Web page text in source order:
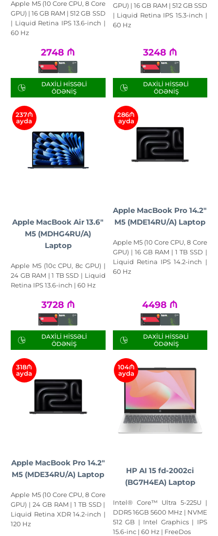
Apple M5 (10 Core CPU, 8 Core
GPU) | 16 GB RAM | 512 GB SSD
| Liquid Retina IPS 13.6-inch |
60 Hz
2748 ₼
DAXILI HISSƏLI
ÖDƏNIŞ
GPU) | 16 GB RAM | 512 GB SSD
| Liquid Retina IPS 15.3-inch |
60 Hz
3248 ₼
DAXILI HISSƏLI
ÖDƏNIŞ
237₼
ayda
Apple MacBook Air 13.6"
M5 (MDHG4RU/A)
Laptop
Apple M5 (10c CPU, 8c GPU) |
24 GB RAM | 1 TB SSD | Liquid
Retina IPS 13.6-inch | 60 Hz
3728 ₼
DAXILI HISSƏLI
ÖDƏNIŞ
286₼
ayda
Apple MacBook Pro 14.2"
M5 (MDE14RU/A) Laptop
Apple M5 (10 Core CPU, 8 Core
GPU) | 16 GB RAM | 1 TB SSD |
Liquid Retina IPS 14.2-inch |
60 Hz
4498 ₼
DAXILI HISSƏLI
ÖDƏNIŞ
318₼
ayda
Apple MacBook Pro 14.2"
M5 (MDE34RU/A) Laptop
Apple M5 (10 Core CPU, 8 Core
GPU) | 24 GB RAM | 1 TB SSD |
Liquid Retina XDR 14.2-inch |
120 Hz
104₼
ayda
HP AI 15 fd-2002ci
(BG7H4EA) Laptop
Intel® Core™ Ultra 5-225U |
DDR5 16GB 5600 MHz | NVME
512 GB | Intel Graphics | IPS
15.6-inc | 60 Hz | FreeDos